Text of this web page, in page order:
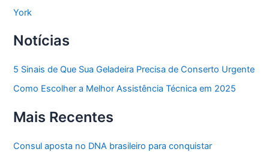
York
Notícias
5 Sinais de Que Sua Geladeira Precisa de Conserto Urgente
Como Escolher a Melhor Assistência Técnica em 2025
Mais Recentes
Consul aposta no DNA brasileiro para conquistar